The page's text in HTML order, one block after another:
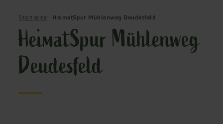
Startseite HeimatSpur Mühlenweg Deudesfeld
HeimatSpur Mühlenweg
Deudesfeld